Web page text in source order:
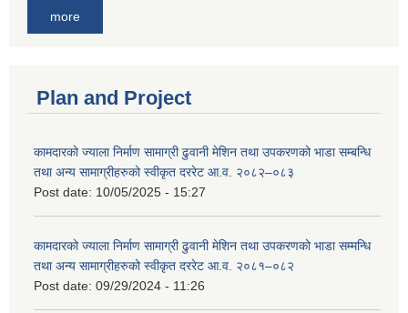
more
Plan and Project
कामदारको ज्याला निर्माण सामाग्री ढुवानी मेशिन तथा उपकरणको भाडा सम्बन्धि
तथा अन्य सामाग्रीहरुको स्वीकृत दररेट आ.व. २०८२–०८३
Post date: 10/05/2025 - 15:27
कामदारको ज्याला निर्माण सामाग्री ढुवानी मेशिन तथा उपकरणको भाडा सम्मन्धि
तथा अन्य सामाग्रीहरुको स्वीकृत दररेट आ.व. २०८१–०८२
Post date: 09/29/2024 - 11:26